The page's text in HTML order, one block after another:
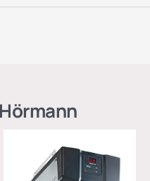
Hörmann